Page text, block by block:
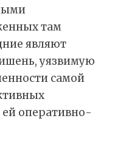
там
являют
уязвимую
самой
ей оперативно-